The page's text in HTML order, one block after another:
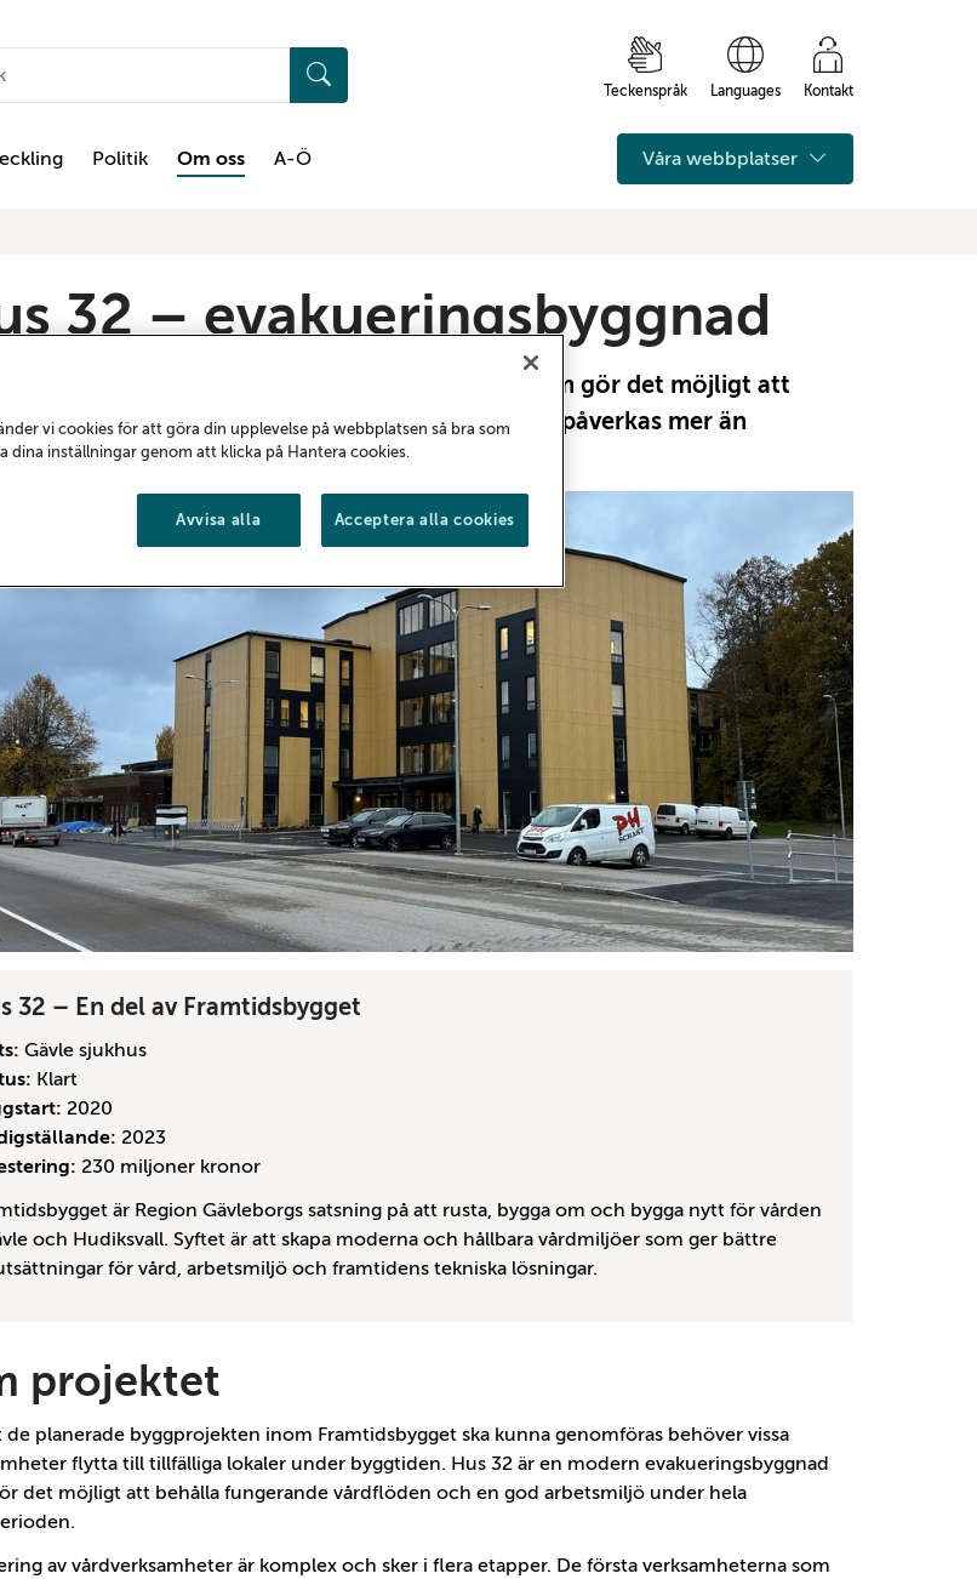
Teckenspråk Languages Kontakt
Politik Om oss A-Ö Våra webbplatser
32 – evakueringsbyggnad
32 på Gävle sjukhus är en evakueringsbyggnad som gör det möjligt att
om, bygga till och bygga nytt – utan att vården påverkas mer än
32 – En del av Framtidsbygget
Gävle sjukhus
Klart
2020
2023
230 miljoner kronor
är Region Gävleborgs satsning på att rusta, bygga om och bygga nytt för vården
och Hudiksvall. Syftet är att skapa moderna och hållbara vårdmiljöer som ger bättre
för vård, arbetsmiljö och framtidens tekniska lösningar.
projektet
de planerade byggprojekten inom Framtidsbygget ska kunna genomföras behöver vissa
flytta till tillfälliga lokaler under byggtiden. Hus 32 är en modern evakueringsbyggnad
det möjligt att behålla fungerande vårdflöden och en god arbetsmiljö under hela
av vårdverksamheter är komplex och sker i flera etapper. De första verksamheterna som
vi cookies för att göra din upplevelse på webbplatsen så bra som
dina inställningar genom att klicka på Hantera cookies.
Avvisa alla Acceptera alla cookies